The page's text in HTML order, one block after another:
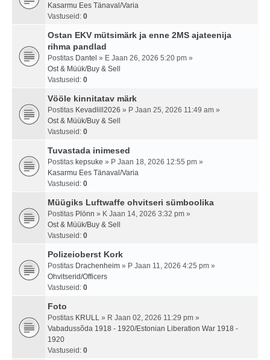
Kasarmu Ees Tänaval/Varia
Vastuseid: 0
Ostan EKV mütsimärk ja enne 2MS ajateenija
rihma pandlad
Postitas Dantel » E Jaan 26, 2026 5:20 pm »
Ost & Müük/Buy & Sell
Vastuseid: 0
Vööle kinnitatav märk
Postitas Kevadlill2026 » P Jaan 25, 2026 11:49 am »
Ost & Müük/Buy & Sell
Vastuseid: 0
Tuvastada inimesed
Postitas kepsuke » P Jaan 18, 2026 12:55 pm »
Kasarmu Ees Tänaval/Varia
Vastuseid: 0
Müügiks Luftwaffe ohvitseri sümboolika
Postitas Plönn » K Jaan 14, 2026 3:32 pm »
Ost & Müük/Buy & Sell
Vastuseid: 0
Polizeioberst Kork
Postitas Drachenheim » P Jaan 11, 2026 4:25 pm »
Ohvitserid/Officers
Vastuseid: 0
Foto
Postitas KRULL » R Jaan 02, 2026 11:29 pm »
Vabadussõda 1918 - 1920/Estonian Liberation War 1918 -
1920
Vastuseid: 0